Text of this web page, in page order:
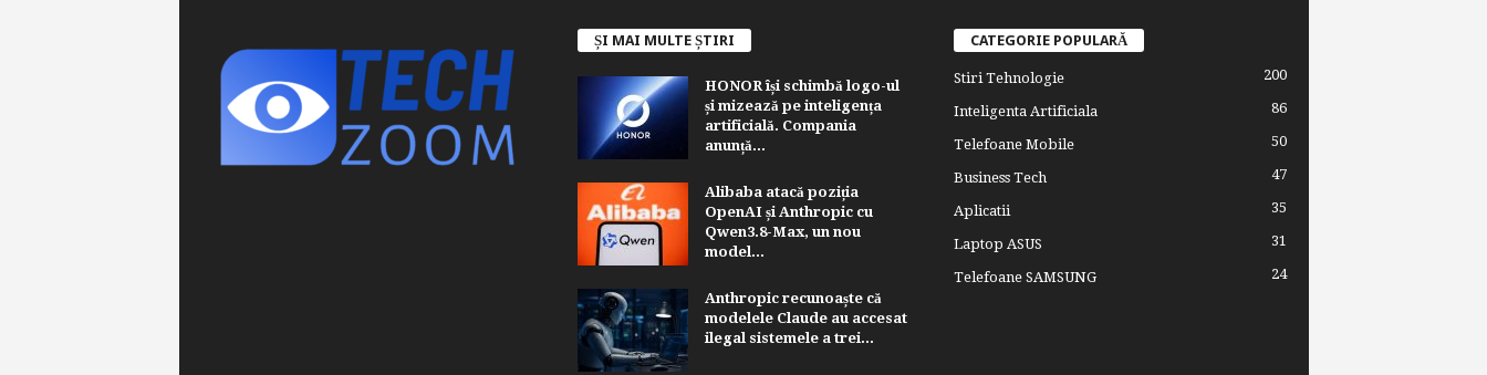
ȘI MAI MULTE ȘTIRI
HONOR își schimbă logo-ul
și mizează pe inteligența
artificială. Compania
anunță...
Alibaba atacă poziția
OpenAI și Anthropic cu
Qwen3.8-Max, un nou
model...
Anthropic recunoaște că
modelele Claude au accesat
ilegal sistemele a trei...
CATEGORIE POPULARĂ
Stiri Tehnologie 200
Inteligenta Artificiala 86
Telefoane Mobile 50
Business Tech 47
Aplicatii 35
Laptop ASUS 31
Telefoane SAMSUNG 24